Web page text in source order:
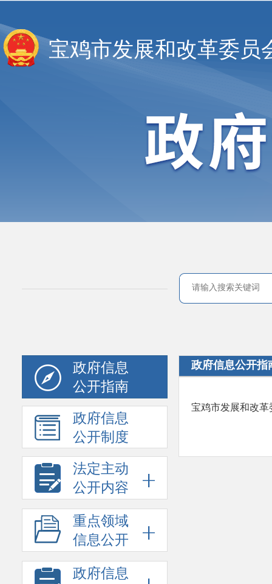
宝鸡市发展和改革委员
政府信息
公开指南
政府信息
公开制度
法定主动
公开内容
重点领域
信息公开
政府信息
政府信息公开指
宝鸡市发展和改